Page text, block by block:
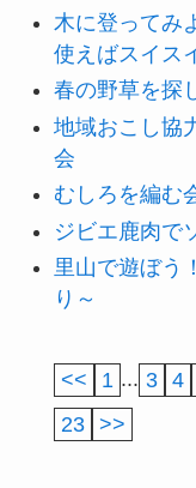
木に登ってみ
使えばスイス
春の野草を探
地域おこし協
会
むしろを編む
ジビエ鹿肉で
里山で遊ぼ
り～
<< 1 ... 3 4
23
>>